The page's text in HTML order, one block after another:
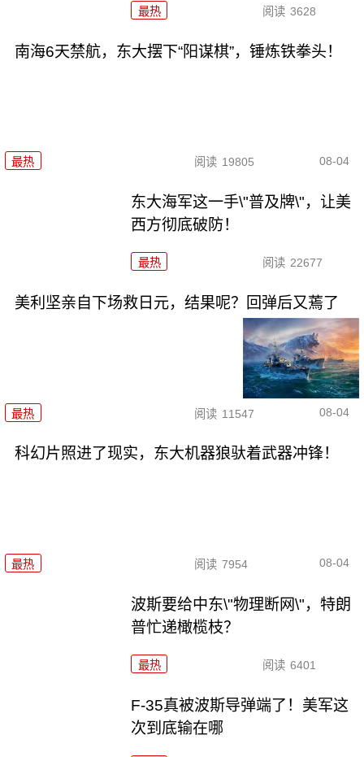
最热 阅读 3628
南海6天禁航，东大摆下“阳谋棋”，锤炼铁拳头！
最热 阅读 19805 08-04
东大海军这一手\"普及牌\"，让美
西方彻底破防！
最热 阅读 22677
美利坚亲自下场救日元，结果呢？回弹后又蔫了
最热 阅读 11547 08-04
科幻片照进了现实，东大机器狼驮着武器冲锋！
最热 阅读 7954 08-04
波斯要给中东\"物理断网\"，特朗
普忙递橄榄枝？
最热 阅读 6401
F-35真被波斯导弹端了！美军这
次到底输在哪